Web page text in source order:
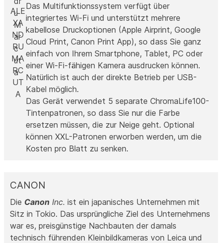
ALE
XA
ND
RU
MA
RC
UT
A
Das Multifunktionssystem verfügt über
integriertes Wi-Fi und unterstützt mehrere
kabellose Druckoptionen (Apple Airprint, Google
Cloud Print, Canon Print App), so dass Sie ganz
einfach von Ihrem Smartphone, Tablet, PC oder
einer Wi-Fi-fähigen Kamera ausdrucken können.
Natürlich ist auch der direkte Betrieb per USB-
Kabel möglich.
Das Gerät verwendet 5 separate ChromaLife100-
Tintenpatronen, so dass Sie nur die Farbe
ersetzen müssen, die zur Neige geht. Optional
können XXL-Patronen erworben werden, um die
Kosten pro Blatt zu senken.
CANON
Die Canon Inc. ist ein japanisches Unternehmen mit
Sitz in Tokio. Das ursprüngliche Ziel des Unternehmens
war es, preisgünstige Nachbauten der damals
technisch führenden Kleinbildkameras von Leica und